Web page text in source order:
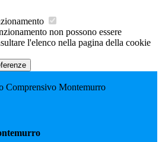
non possono essere
l'elenco nella pagina della cookie
Comprensivo Montemurro